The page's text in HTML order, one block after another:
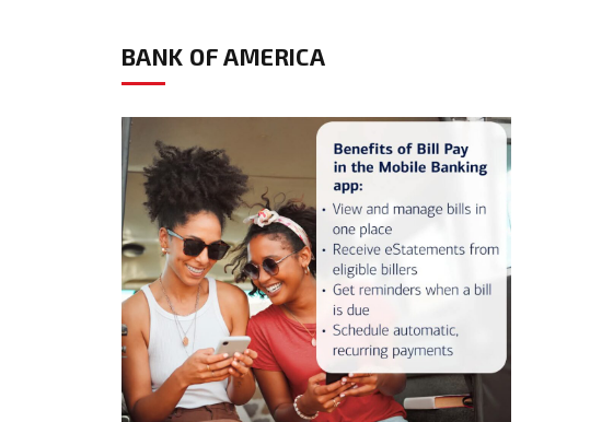
BANK OF AMERICA